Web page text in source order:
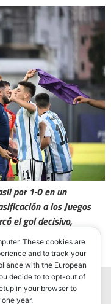
por 1-0 en un
a los Juegos
el gol decisivo,
del Preolímpico al
These cookies are
and to track your
with the European
decide to to opt-out of
in your browser to
year.